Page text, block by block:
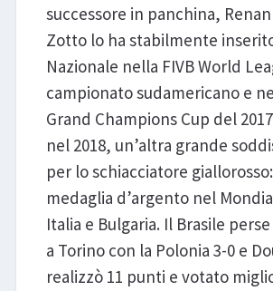
successore in panchina,
Zotto lo ha stabilmente
Nazionale nella FIVB World
campionato sudamericano e
Grand Champions Cup del
nel 2018, un’altra grande
per lo schiacciatore giallorosso:
medaglia d’argento nel
Italia e Bulgaria. Il Brasile
a Torino con la Polonia 3-0 e
realizzò 11 punti e votato